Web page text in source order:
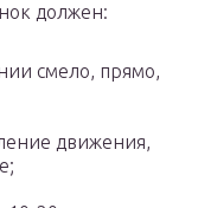
должен:
смело, прямо,
движения,